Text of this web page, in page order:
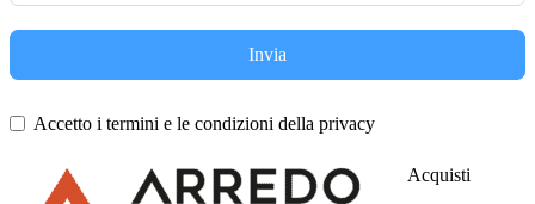
Invia
Accetto i termini e le condizioni della privacy
Acquisti